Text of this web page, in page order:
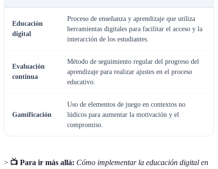
Educación
digital
Proceso de enseñanza y aprendizaje que utiliza
herramientas digitales para facilitar el acceso y la
interacción de los estudiantes.
Evaluación
continua
Método de seguimiento regular del progreso del
aprendizaje para realizar ajustes en el proceso
educativo.
Gamificación
Uso de elementos de juego en contextos no
lúdicos para aumentar la motivación y el
compromiso.
> 📺 Para ir más allá: Cómo implementar la educación digital en